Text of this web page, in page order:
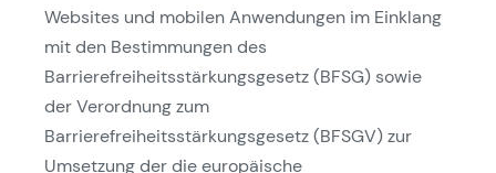
Websites und mobilen Anwendungen im Einklang
mit den Bestimmungen des
Barrierefreiheitsstärkungsgesetz (BFSG) sowie
der Verordnung zum
Barrierefreiheitsstärkungsgesetz (BFSGV) zur
Umsetzung der die europäische